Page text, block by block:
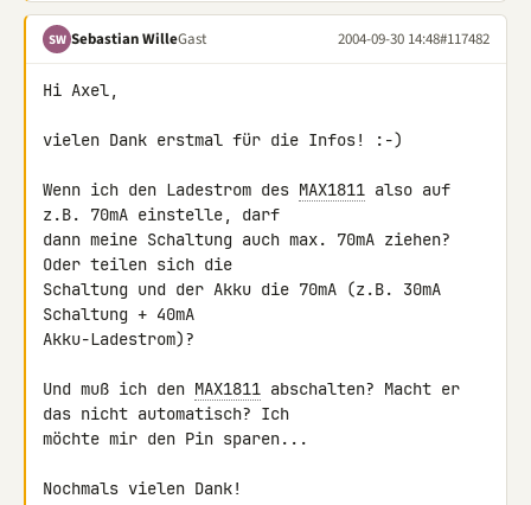
SW Sebastian WilleGast 2004-09-30 14:48#117482
Hi Axel,
vielen Dank erstmal für die Infos! :-)
Wenn ich den Ladestrom des MAX1811 also auf
z.B. 70mA einstelle, darf
dann meine Schaltung auch max. 70mA ziehen?
Oder teilen sich die
Schaltung und der Akku die 70mA (z.B. 30mA
Schaltung + 40mA
Akku-Ladestrom)?
Und muß ich den MAX1811 abschalten? Macht er
das nicht automatisch? Ich
möchte mir den Pin sparen...
Nochmals vielen Dank!